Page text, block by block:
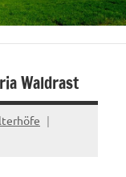
Waldrast